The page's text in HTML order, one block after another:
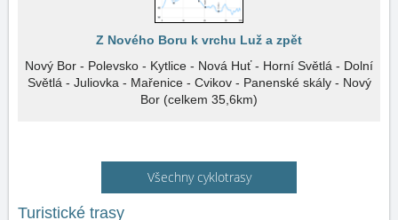
Z Nového Boru k vrchu Luž a zpět
Nový Bor - Polevsko - Kytlice - Nová Huť - Horní Světlá - Dolní
Světlá - Juliovka - Mařenice - Cvikov - Panenské skály - Nový
Bor (celkem 35,6km)
Všechny cyklotrasy
Turistické trasy